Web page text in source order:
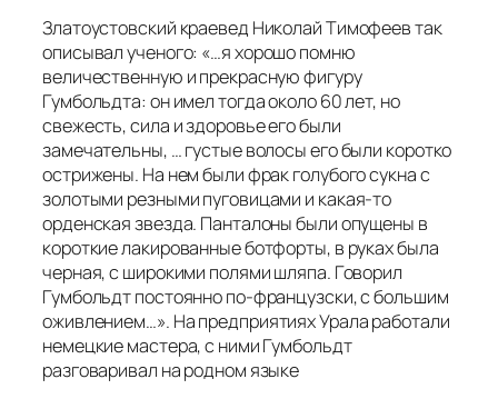
Златоустовский краевед Николай Тимофеев так
описывал ученого: «…я хорошо помню
величественную и прекрасную фигуру
Гумбольдта: он имел тогда около 60 лет, но
свежесть, сила и здоровье его были
замечательны, … густые волосы его были коротко
острижены. На нем были фрак голубого сукна с
золотыми резными пуговицами и какая-то
орденская звезда. Панталоны были опущены в
короткие лакированные ботфорты, в руках была
черная, с широкими полями шляпа. Говорил
Гумбольдт постоянно по-французски, с большим
оживлением…». На предприятиях Урала работали
немецкие мастера, с ними Гумбольдт
разговаривал на родном языке